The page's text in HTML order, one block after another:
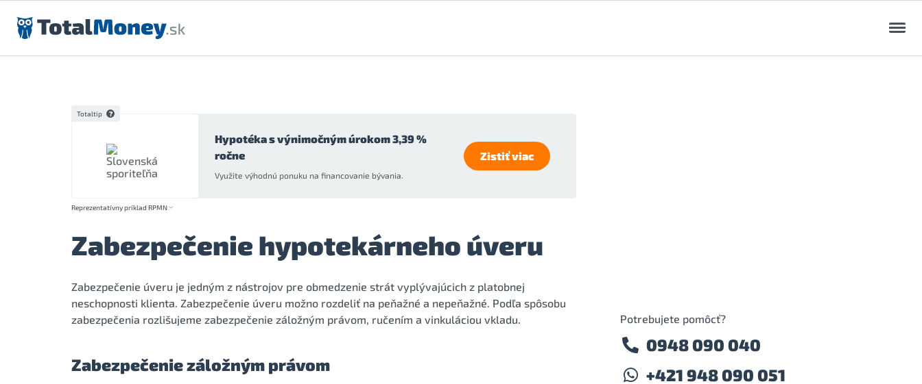
Preskočiť na obsah
Totaltip
Hypotéka s výnimočným úrokom 3,39 %
ročne
Využite výhodnú ponuku na financovanie bývania.
Zistiť viac
Reprezentatívny príklad RPMN
Zabezpečenie hypotekárneho úveru
Zabezpečenie úveru je jedným z nástrojov pre obmedzenie strát vyplývajúcich z platobnej
neschopnosti klienta. Zabezpečenie úveru možno rozdeliť na peňažné a nepeňažné. Podľa spôsobu
zabezpečenia rozlišujeme zabezpečenie záložným právom, ručením a vinkuláciou vkladu.
Zabezpečenie záložným právom
Potrebujete pomôcť?
0948 090 040
+421 948 090 051